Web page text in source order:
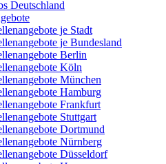
Deutschland
je Stadt
je Bundesland
Berlin
Köln
München
Hamburg
Frankfurt
Stuttgart
Dortmund
Nürnberg
Düsseldorf